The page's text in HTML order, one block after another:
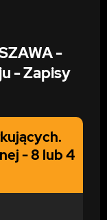
-
- Zapisy
- 8 lub 4